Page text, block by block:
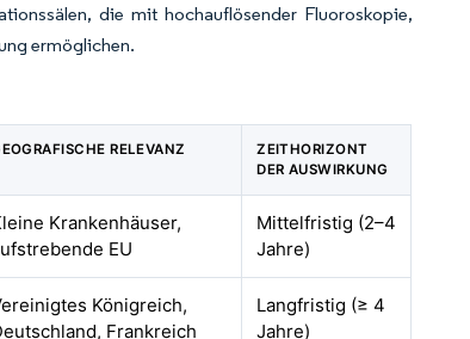
die mit hochauflösender Fluoroskopie,
ermöglichen.
RELEVANZ
ZEITHORIZONT
DER AUSWIRKUNG
Krankenhäuser,
EU
Mittelfristig (2–4
Jahre)
Königreich,
Frankreich
Langfristig (≥ 4
Jahre)